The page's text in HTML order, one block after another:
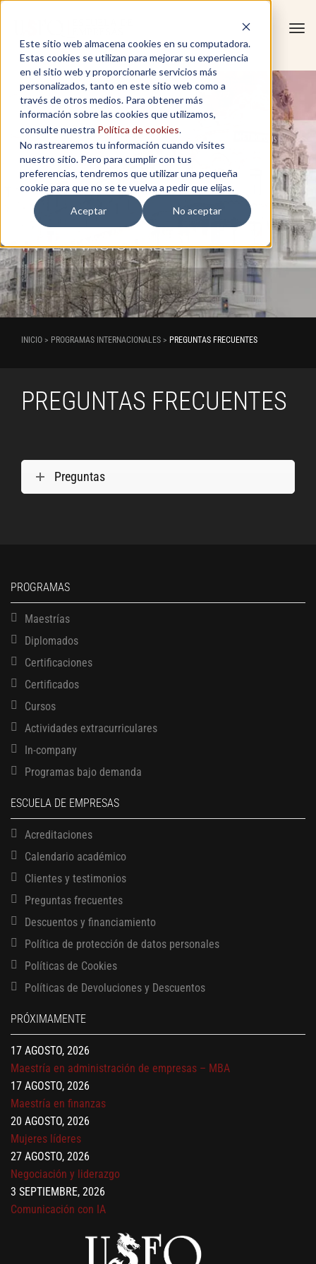
Este sitio web almacena cookies en su computadora.
Estas cookies se utilizan para mejorar su experiencia
en el sitio web y proporcionarle servicios más
personalizados, tanto en este sitio web como a
través de otros medios. Para obtener más
información sobre las cookies que utilizamos,
consulte nuestra Política de cookies.
No rastrearemos tu información cuando visites
nuestro sitio. Pero para cumplir con tus
preferencias, tendremos que utilizar una pequeña
cookie para que no se te vuelva a pedir que elijas.
Aceptar
No aceptar
PROGRAMAS
INTERNACIONALES
INICIO > PROGRAMAS INTERNACIONALES > PREGUNTAS FRECUENTES
PREGUNTAS FRECUENTES
Preguntas
PROGRAMAS
Maestrías
Diplomados
Certificaciones
Certificados
Cursos
Actividades extracurriculares
In-company
Programas bajo demanda
ESCUELA DE EMPRESAS
Acreditaciones
Calendario académico
Clientes y testimonios
Preguntas frecuentes
Descuentos y financiamiento
Política de protección de datos personales
Políticas de Cookies
Políticas de Devoluciones y Descuentos
PRÓXIMAMENTE
Finanzas para no financieros
17 AGOSTO, 2026
17 AGOSTO, 2026
Maestría en administración de empresas – MBA
17 AGOSTO, 2026
Maestría en finanzas
20 AGOSTO, 2026
Mujeres líderes
27 AGOSTO, 2026
Negociación y liderazgo
3 SEPTIEMBRE, 2026
Comunicación con IA
Gobernanza de datos